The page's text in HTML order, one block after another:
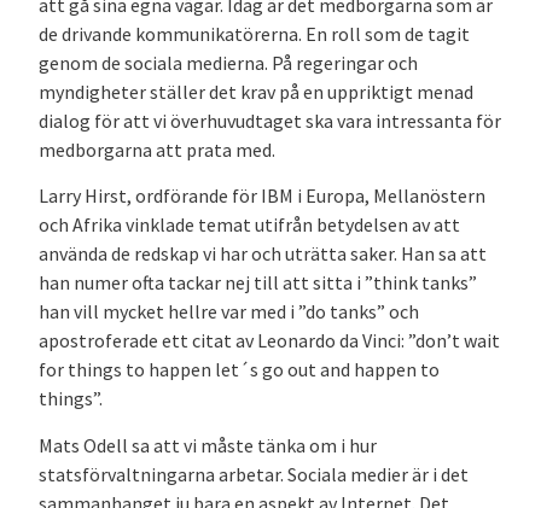
att gå sina egna vägar. Idag är det medborgarna som är
de drivande kommunikatörerna. En roll som de tagit
genom de sociala medierna. På regeringar och
myndigheter ställer det krav på en uppriktigt menad
dialog för att vi överhuvudtaget ska vara intressanta för
medborgarna att prata med.
Larry Hirst, ordförande för IBM i Europa, Mellanöstern
och Afrika vinklade temat utifrån betydelsen av att
använda de redskap vi har och uträtta saker. Han sa att
han numer ofta tackar nej till att sitta i ”think tanks”
han vill mycket hellre var med i ”do tanks” och
apostroferade ett citat av Leonardo da Vinci: ”don’t wait
for things to happen let´s go out and happen to
things”.
Mats Odell sa att vi måste tänka om i hur
statsförvaltningarna arbetar. Sociala medier är i det
sammanhanget ju bara en aspekt av Internet. Det